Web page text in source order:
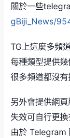
關於一些
gBiji_News/
TG上這麼多頻
每種類型提供
很多頻道都沒
另外會提供網
失效可自行更
由於 Telegram